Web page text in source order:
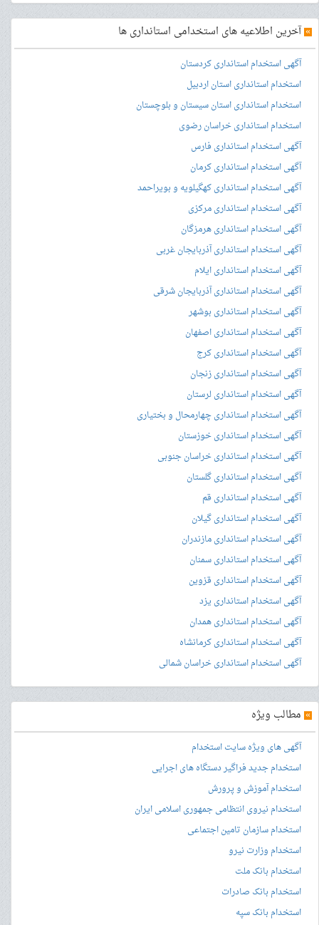
»آخرین اطلاعیه های استخدامی استانداری ها
آگهی استخدام استانداری کردستان
استخدام استانداری استان اردبیل
استخدام استانداری استان سیستان و بلوچستان
استخدام استانداری خراسان رضوی
آگهی استخدام استانداری فارس
آگهی استخدام استانداری کرمان
آگهی استخدام استانداری کهگیلویه و بویراحمد
آگهی استخدام استانداری مرکزی
آگهی استخدام استانداری هرمزگان
آگهی استخدام استانداری آذربایجان غربی
آگهی استخدام استانداری ایلام
آگهی استخدام استانداری آذربایجان شرقی
آگهی استخدام استانداری بوشهر
آگهی استخدام استانداری اصفهان
آگهی استخدام استانداری کرج
آگهی استخدام استانداری زنجان
آگهی استخدام استانداری لرستان
آگهی استخدام استانداری چهارمحال و بختیاری
آگهی استخدام استانداری خوزستان
آگهی استخدام استانداری خراسان جنوبی
آگهی استخدام استانداری گلستان
آگهی استخدام استانداری قم
آگهی استخدام استانداری گیلان
آگهی استخدام استانداری مازندران
آگهی استخدام استانداری سمنان
آگهی استخدام استانداری قزوین
آگهی استخدام استانداری یزد
آگهی استخدام استانداری همدان
آگهی استخدام استانداری کرمانشاه
آگهی استخدام استانداری خراسان شمالی
» مطالب ویژه
آگهی های ویژه سایت استخدام
استخدام جدید فراگیر دستگاه های اجرایی
استخدام آموزش و پرورش
استخدام نیروی انتظامی جمهوری اسلامی ایران
استخدام سازمان تامین اجتماعی
استخدام وزارت نیرو
استخدام بانک ملت
استخدام بانک صادرات
استخدام بانک سپه